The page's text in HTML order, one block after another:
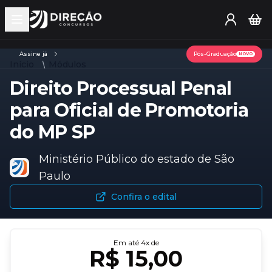
Open main menu
Assine já Pós-Graduação NOVO
Direito Processual Penal
para Oficial de Promotoria
do MP SP
Ministério Público do estado de São
Paulo
Confira o edital
Em até 4x de
R$ 15,00